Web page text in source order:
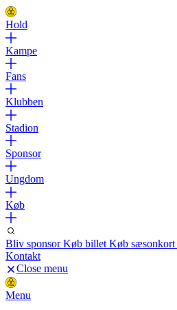
Hold
Kampe
Fans
Klubben
Stadion
Sponsor
Ungdom
Køb
Bliv sponsorKøb billet Køb sæsonkort
Kontakt
Close menu
Menu